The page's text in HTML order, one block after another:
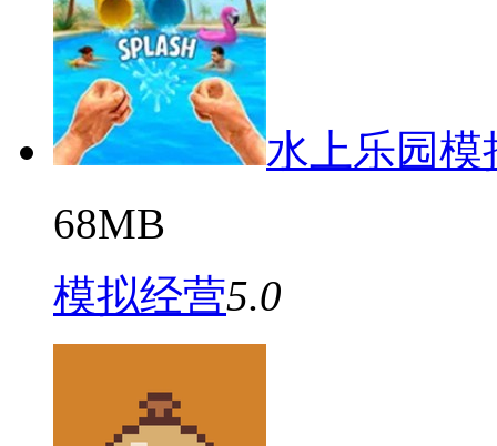
水上乐园模
68MB
模拟经营5.0